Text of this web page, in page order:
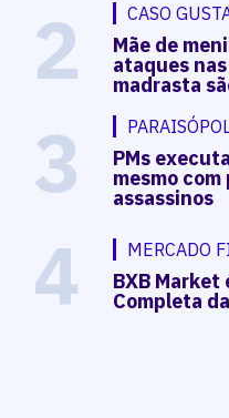
2 CASO
Mãe de
ataques
madrasta
3 PMs
mesmo
assassinos
4 MERCADO
BXB Market
Completa